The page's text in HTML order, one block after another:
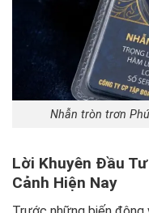
Nhẫn tròn trơn
Lời Khuyên Đầu
Cảnh Hiện Nay